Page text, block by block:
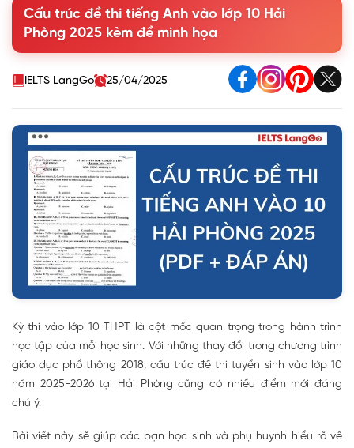
2. Đề minh họa môn Tiếng Anh vào lớp 10 Hải Phòng năm
2025 (PDF + Đáp án)
3. Hướng dẫn ôn tập Tiếng Anh cho kỳ thi vào lớp 10
Cấu trúc đề thi tiếng Anh vào lớp 10 Hải
Phòng 2025 kèm đề minh họa
IELTS LangGo 25/04/2025
Kỳ thi vào lớp 10 THPT là cột mốc quan trọng trong hành trình
học tập của mỗi học sinh. Với những thay đổi trong chương trình
giáo dục phổ thông 2018, cấu trúc đề thi tuyển sinh vào lớp 10
năm 2025-2026 tại Hải Phòng cũng có nhiều điểm mới đáng
chú ý.
Bài viết này sẽ giúp các bạn học sinh và phụ huynh hiểu rõ về